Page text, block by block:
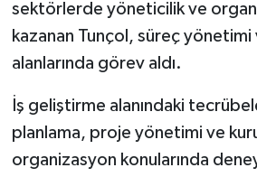
sektörlerde yöneticilik ve
kazanan Tunçol, süreç
alanlarında görev aldı.
İş geliştirme alanındaki
planlama, proje yönetimi ve
organizasyon konularında